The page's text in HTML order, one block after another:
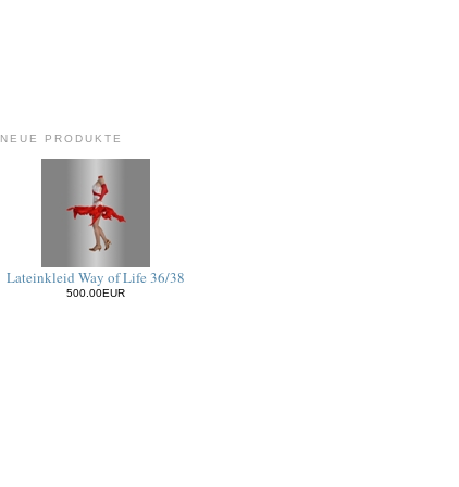
NEUE PRODUKTE
Lateinkleid Way of Life 36/38
500.00EUR